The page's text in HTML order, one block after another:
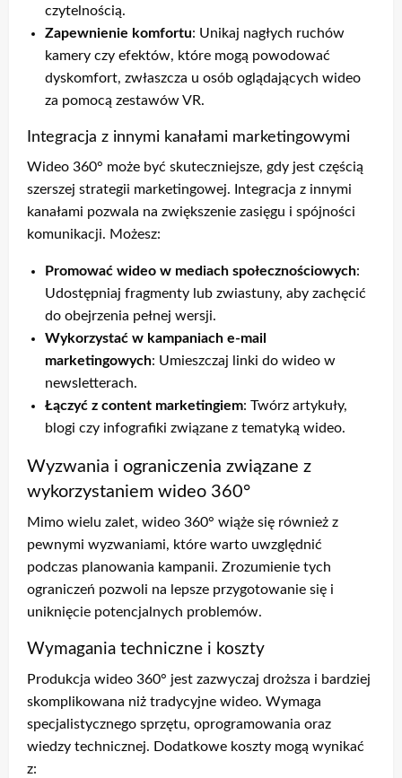
czytelnością.
Zapewnienie komfortu: Unikaj nagłych ruchów
kamery czy efektów, które mogą powodować
dyskomfort, zwłaszcza u osób oglądających wideo
za pomocą zestawów VR.
Integracja z innymi kanałami marketingowymi
Wideo 360° może być skuteczniejsze, gdy jest częścią
szerszej strategii marketingowej. Integracja z innymi
kanałami pozwala na zwiększenie zasięgu i spójności
komunikacji. Możesz:
Promować wideo w mediach społecznościowych:
Udostępniaj fragmenty lub zwiastuny, aby zachęcić
do obejrzenia pełnej wersji.
Wykorzystać w kampaniach e-mail
marketingowych: Umieszczaj linki do wideo w
newsletterach.
Łączyć z content marketingiem: Twórz artykuły,
blogi czy infografiki związane z tematyką wideo.
Wyzwania i ograniczenia związane z
wykorzystaniem wideo 360°
Mimo wielu zalet, wideo 360° wiąże się również z
pewnymi wyzwaniami, które warto uwzględnić
podczas planowania kampanii. Zrozumienie tych
ograniczeń pozwoli na lepsze przygotowanie się i
uniknięcie potencjalnych problemów.
Wymagania techniczne i koszty
Produkcja wideo 360° jest zazwyczaj droższa i bardziej
skomplikowana niż tradycyjne wideo. Wymaga
specjalistycznego sprzętu, oprogramowania oraz
wiedzy technicznej. Dodatkowe koszty mogą wynikać
z: